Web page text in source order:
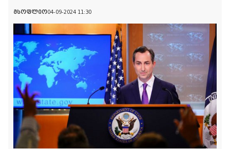
მსოფლიო04-09-2024 11:30